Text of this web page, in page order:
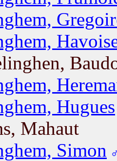
Hugues
Mahaut
Simon